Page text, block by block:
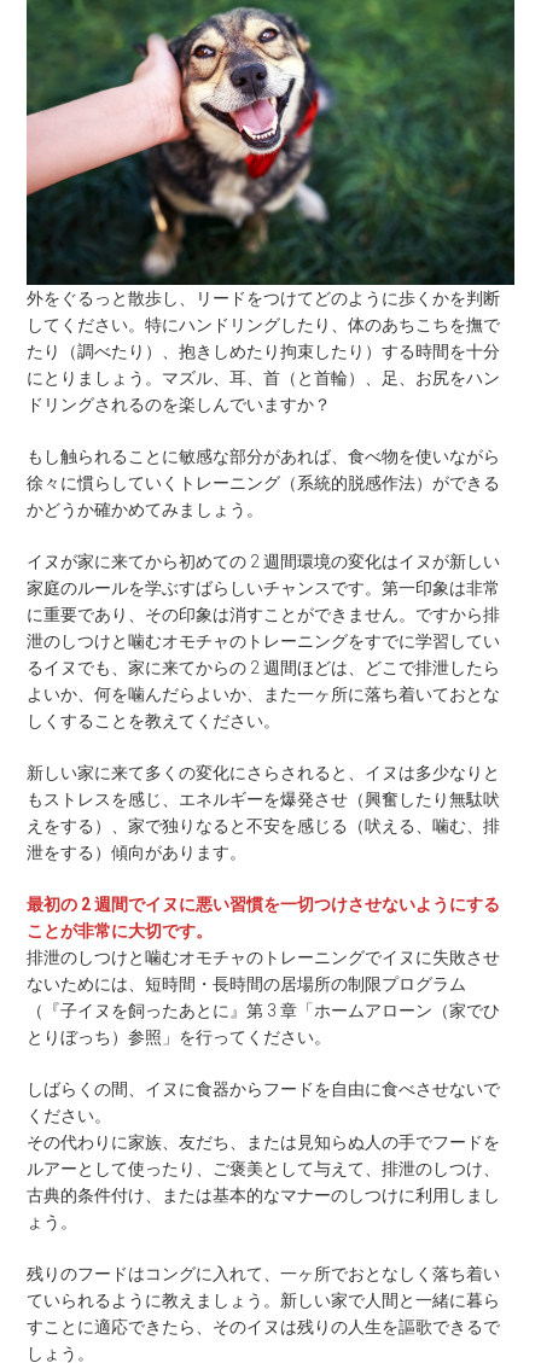
外をぐるっと散歩し、リードをつけてどのように歩くかを判断
してください。特にハンドリングしたり、体のあちこちを撫で
たり（調べたり）、抱きしめたり拘束したり）する時間を十分
にとりましょう。マズル、耳、首（と首輪）、足、お尻をハン
ドリングされるのを楽しんでいますか？
もし触られることに敏感な部分があれば、食べ物を使いながら
徐々に慣らしていくトレーニング（系統的脱感作法）ができる
かどうか確かめてみましょう。
イヌが家に来てから初めての 2 週間環境の変化はイヌが新しい
家庭のルールを学ぶすばらしいチャンスです。第一印象は非常
に重要であり、その印象は消すことができません。ですから排
泄のしつけと噛むオモチャのトレーニングをすでに学習してい
るイヌでも、家に来てからの 2 週間ほどは、どこで排泄したら
よいか、何を噛んだらよいか、また一ヶ所に落ち着いておとな
しくすることを教えてください。
新しい家に来て多くの変化にさらされると、イヌは多少なりと
もストレスを感じ、エネルギーを爆発させ（興奮したり無駄吠
えをする）、家で独りなると不安を感じる（吠える、噛む、排
泄をする）傾向があります。
最初の 2 週間でイヌに悪い習慣を一切つけさせないようにする
ことが非常に大切です。
排泄のしつけと噛むオモチャのトレーニングでイヌに失敗させ
ないためには、短時間・長時間の居場所の制限プログラム
（『子イヌを飼ったあとに』第 3 章「ホームアローン（家でひ
とりぼっち）参照」を行ってください。
しばらくの間、イヌに食器からフードを自由に食べさせないで
ください。
その代わりに家族、友だち、または見知らぬ人の手でフードを
ルアーとして使ったり、ご褒美として与えて、排泄のしつけ、
古典的条件付け、または基本的なマナーのしつけに利用しまし
ょう。
残りのフードはコングに入れて、一ヶ所でおとなしく落ち着い
ていられるように教えましょう。新しい家で人間と一緒に暮ら
すことに適応できたら、そのイヌは残りの人生を謳歌できるで
しょう。